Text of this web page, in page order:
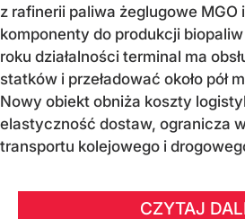
z rafinerii paliwa żeglugowe MGO
komponenty do produkcji
roku działalności terminal ma
statków i przeładować około pół
Nowy obiekt obniża koszty
elastyczność dostaw, ogranicza
transportu kolejowego i
CZYTAJ